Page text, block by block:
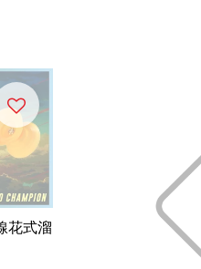
花式溜